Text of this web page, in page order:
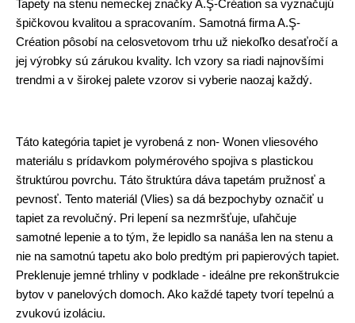
Tapety na stenu nemeckej značky A.Ş-Création sa vyznačujú
špičkovou kvalitou a spracovaním. Samotná firma A.Ş-
Création pôsobí na celosvetovom trhu už niekoľko desaťročí a
jej výrobky sú zárukou kvality. Ich vzory sa riadi najnovšími
trendmi a v širokej palete vzorov si vyberie naozaj každý.
Táto kategória tapiet je vyrobená z non- Wonen vliesového
materiálu s prídavkom polymérového spojiva s plastickou
štruktúrou povrchu. Táto štruktúra dáva tapetám pružnosť a
pevnosť. Tento materiál (Vlies) sa dá bezpochyby označiť u
tapiet za revolučný. Pri lepení sa nezmršťuje, uľahčuje
samotné lepenie a to tým, že lepidlo sa nanáša len na stenu a
nie na samotnú tapetu ako bolo predtým pri papierových tapiet.
Preklenuje jemné trhliny v podklade - ideálne pre rekonštrukcie
bytov v panelových domoch. Ako každé tapety tvorí tepelnú a
zvukovú izoláciu.